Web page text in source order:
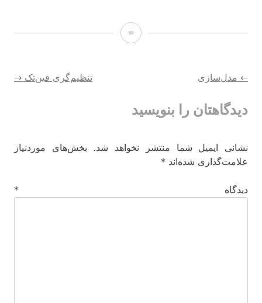
لایک!
راهبری
نوشته‌ها
← مدل‌‌سازی تنظیم‌گری فین‌تک →
دیدگاهتان را بنویسید
نشانی ایمیل شما منتشر نخواهد شد.
بخش‌های موردنیاز
علامت‌گذاری شده‌اند *
دیدگاه *